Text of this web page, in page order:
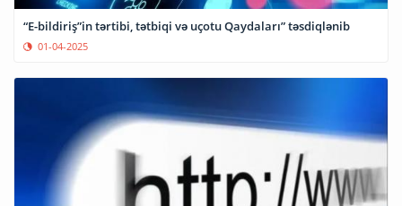
“E-bildiriş”in tərtibi, tətbiqi və uçotu Qaydaları” təsdiqlənib
01-04-2025